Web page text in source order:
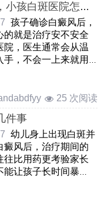
小孩白斑医院怎么
治疗
孩子确诊白癜风后，
的就是治疗安不安全
院，医生通常会从温
手，不会一上来就用
25 次阅读
件事
幼儿身上出现白斑并
癜风后，治疗期间的
往比用药更考验家长
能让孩子长时间暴